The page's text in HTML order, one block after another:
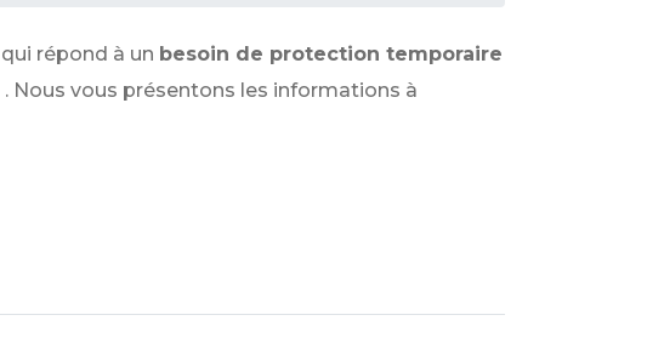
qui répond à un besoin de protection temporaire
. Nous vous présentons les informations à